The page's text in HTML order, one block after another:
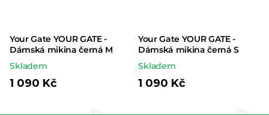
Your Gate YOUR GATE -
Dámská mikina černá M
Skladem
1 090 Kč
Your Gate YOUR GATE -
Dámská mikina černá S
Skladem
1 090 Kč